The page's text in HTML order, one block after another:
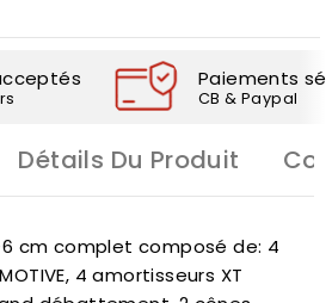
Paiements
CB & Paypal
Détails Du Produit
cm complet composé de: 4
4 amortisseurs XT